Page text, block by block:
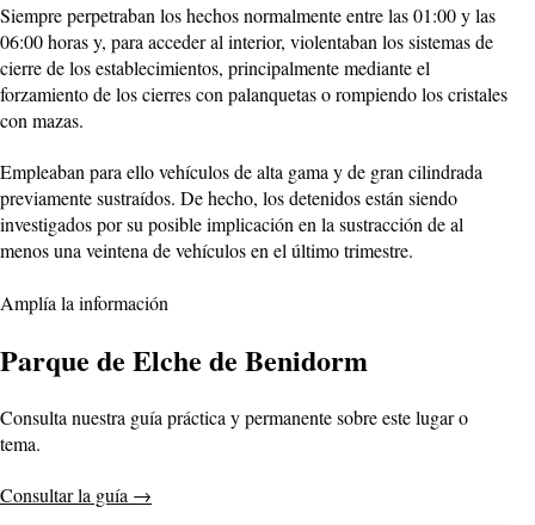
Siempre perpetraban los hechos normalmente entre las 01:00 y las
06:00 horas y, para acceder al interior, violentaban los sistemas de
cierre de los establecimientos, principalmente mediante el
forzamiento de los cierres con palanquetas o rompiendo los cristales
con mazas.
Empleaban para ello vehículos de alta gama y de gran cilindrada
previamente sustraídos. De hecho, los detenidos están siendo
investigados por su posible implicación en la sustracción de al
menos una veintena de vehículos en el último trimestre.
Amplía la información
Parque de Elche de Benidorm
Consulta nuestra guía práctica y permanente sobre este lugar o
tema.
Consultar la guía →